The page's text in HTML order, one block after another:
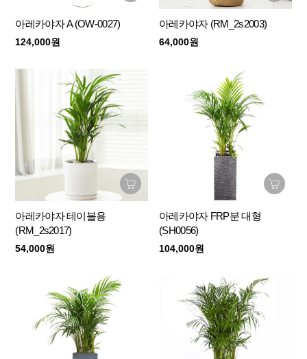
아레카야자 A (OW-0027)
124,000원
아레카야자 (RM_2s2003)
64,000원
아레카야자 테이블용
(RM_2s2017)
54,000원
아레카야자 FRP분 대형
(SH0056)
104,000원